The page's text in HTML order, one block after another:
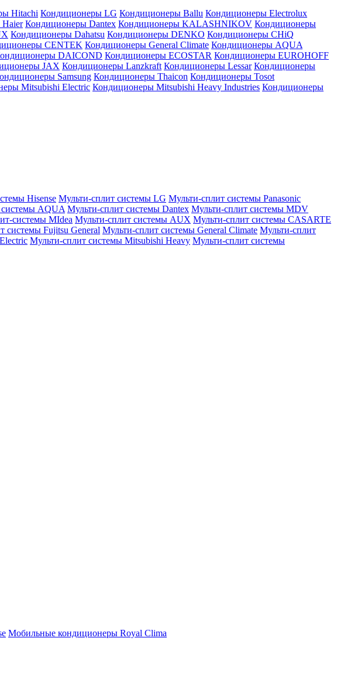
Hitachi Кондиционеры LG Кондиционеры Ballu Кондиционеры Electrolux
Кондиционеры Dantex Кондиционеры KALASHNIKOV Кондиционеры
Кондиционеры Dahatsu Кондиционеры DENKO Кондиционеры CHiQ
CENTEK Кондиционеры General Climate Кондиционеры AQUA
DAICOND Кондиционеры ECOSTAR Кондиционеры EUROHOFF
JAX Кондиционеры Lanzkraft Кондиционеры Lessar Кондиционеры
Samsung Кондиционеры Thaicon Кондиционеры Tosot
Mitsubishi Electric Кондиционеры Mitsubishi Heavy Industries Кондиционеры
Hisense Мульти-сплит системы LG Мульти-сплит системы Panasonic
AQUA Мульти-сплит системы Dantex Мульти-сплит системы MDV
системы MIdea Мульти-сплит системы AUX Мульти-сплит системы CASARTE
системы Fujitsu General Мульти-сплит системы General Climate Мульти-сплит
Мульти-сплит системы Mitsubishi Heavy Мульти-сплит системы
Мобильные кондиционеры Royal Clima